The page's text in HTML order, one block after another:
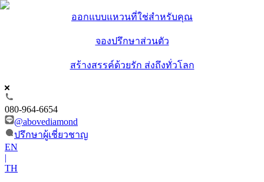
ออกแบบแหวนที่ใช่สำหรับคุณ
จองปรึกษาส่วนตัว
สร้างสรรค์ด้วยรัก ส่งถึงทั่วโลก
080-964-6654
@abovediamond
ปรึกษาผู้เชี่ยวชาญ
EN
|
TH